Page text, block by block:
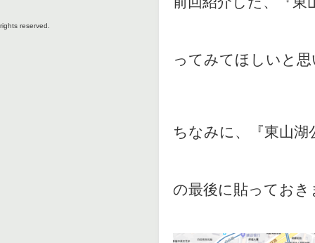
rights reserved.
ってみてほしいと
ちなみに、『東山
の最後に貼ってお